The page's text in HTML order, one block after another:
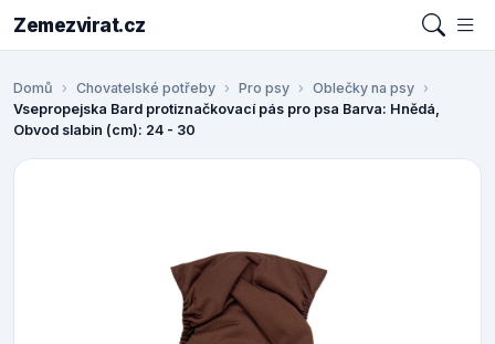
Zemezvirat.cz
Domů Chovatelské potřeby Pro psy
Oblečky na psy
Vsepropejska Bard protiznačkovací pás pro psa Barva: Hnědá,
Obvod slabin (cm): 24 - 30